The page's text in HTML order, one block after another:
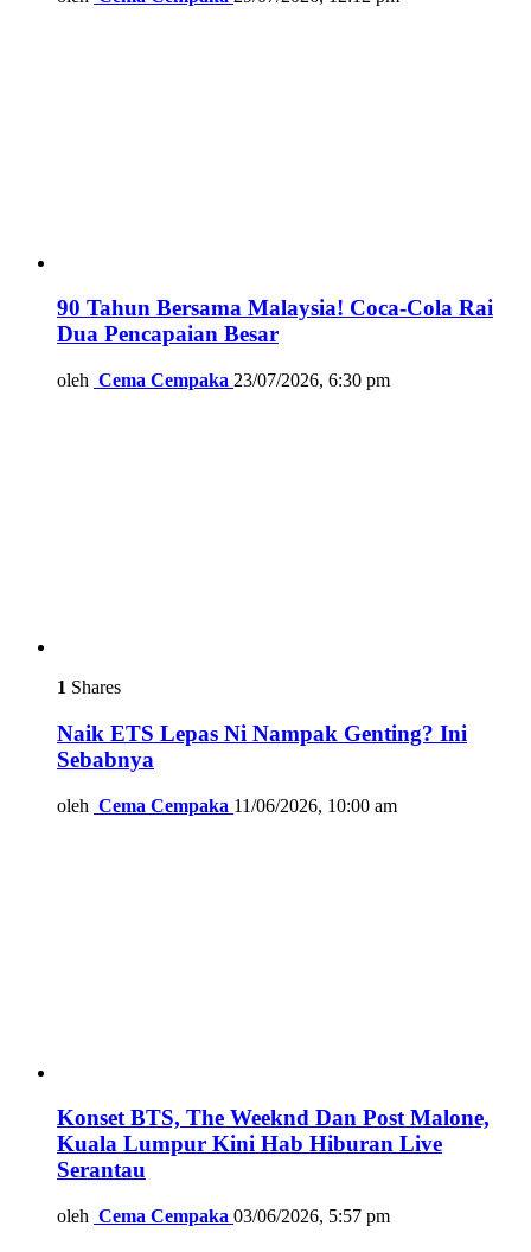
90 Tahun Bersama Malaysia! Coca-Cola Rai
Dua Pencapaian Besar
oleh Cema Cempaka 23/07/2026, 6:30 pm
1 Shares
Naik ETS Lepas Ni Nampak Genting? Ini
Sebabnya
oleh Cema Cempaka 11/06/2026, 10:00 am
Konset BTS, The Weeknd Dan Post Malone,
Kuala Lumpur Kini Hab Hiburan Live
Serantau
oleh Cema Cempaka 03/06/2026, 5:57 pm